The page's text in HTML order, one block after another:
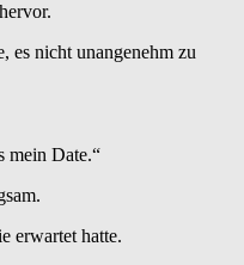
es nicht unangenehm zu
mein Date.“
erwartet hatte.